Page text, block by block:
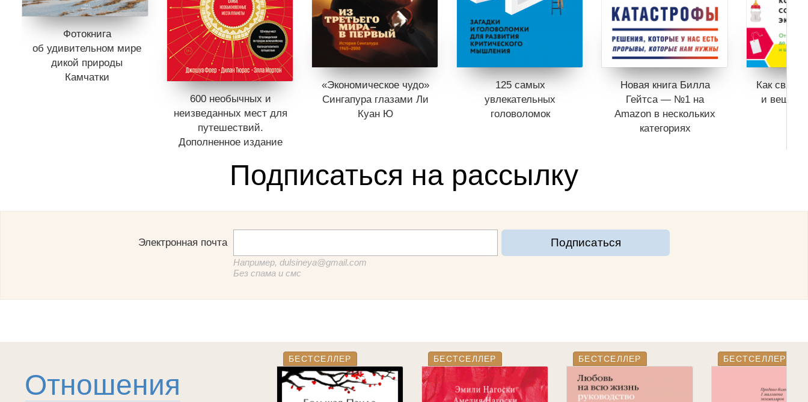
Фотокнига
об удивительном мире
дикой природы
Камчатки
600 необычных и
неизведанных мест для
путешествий.
Дополненное издание
«Экономическое чудо»
Сингапура глазами Ли
Куан Ю
125 самых
увлекательных
головоломок
Новая книга Билла
Гейтса — №1 на
Amazon в нескольких
категориях
Как
и вещи,
Подписаться на рассылку
Электронная почта
Например, dulsineya@gmail.com
Без спама и смс
Подписаться
Отношения
БЕСТСЕЛЛЕР БЕСТСЕЛЛЕР БЕСТСЕЛЛЕР БЕСТСЕЛЛЕР